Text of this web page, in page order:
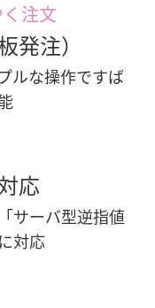
注文
発注）
ルな操作ですば
応
サーバ型逆指値
対応